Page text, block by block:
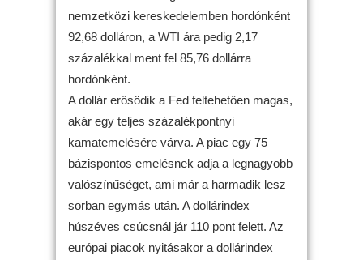
nemzetközi kereskedelemben hordónként
92,68 dolláron, a WTI ára pedig 2,17
százalékkal ment fel 85,76 dollárra
hordónként.
A dollár erősödik a Fed feltehetően magas,
akár egy teljes százalékpontnyi
kamatemelésére várva. A piac egy 75
bázispontos emelésnek adja a legnagyobb
valószínűséget, ami már a harmadik lesz
sorban egymás után. A dollárindex
húszéves csúcsnál jár 110 pont felett. Az
európai piacok nyitásakor a dollárindex